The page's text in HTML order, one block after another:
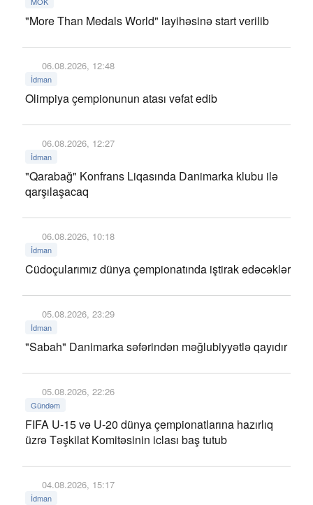
"More Than Medals World" layihəsinə start verilib
06.08.2026, 12:48
İdman
Olimpiya çempionunun atası vəfat edib
06.08.2026, 12:27
İdman
"Qarabağ" Konfrans Liqasında Danimarka klubu ilə
qarşılaşacaq
06.08.2026, 10:18
İdman
Cüdoçularımız dünya çempionatında iştirak edəcəklər
05.08.2026, 23:29
İdman
"Sabah" Danimarka səfərindən məğlubiyyətlə qayıdır
05.08.2026, 22:26
Gündəm
FIFA U-15 və U-20 dünya çempionatlarına hazırlıq
üzrə Təşkilat Komitəsinin iclası baş tutub
04.08.2026, 15:17
İdman